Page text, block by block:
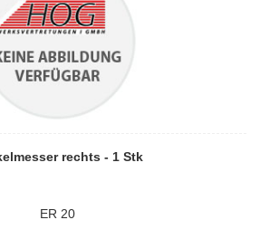
rechts - 1 Stk
ER 20